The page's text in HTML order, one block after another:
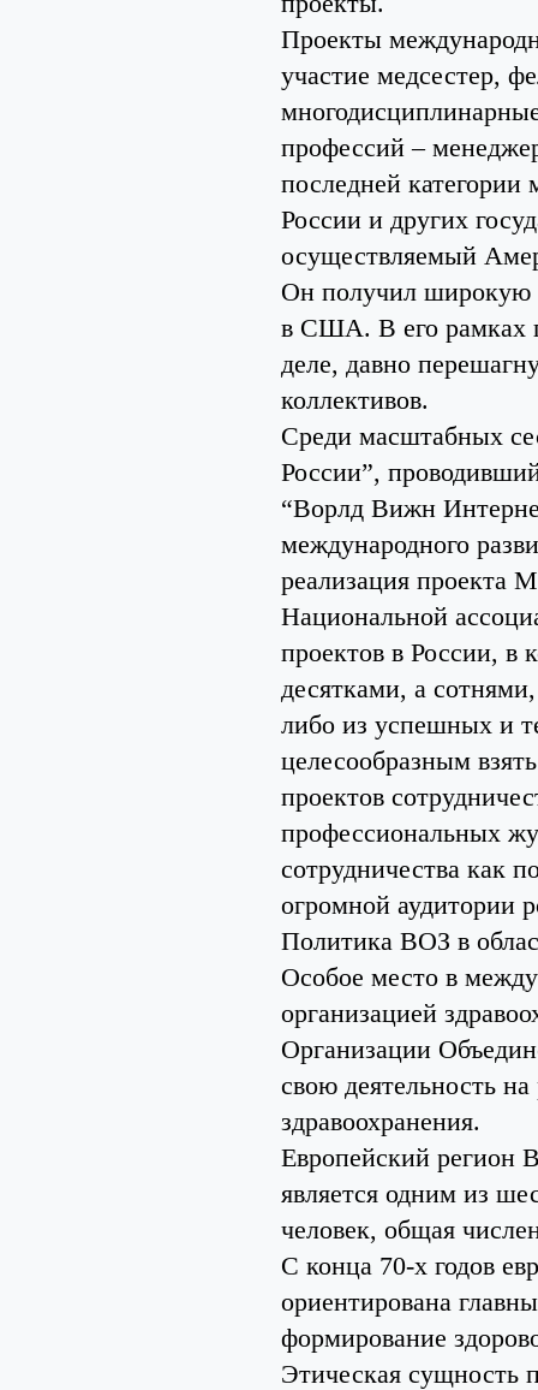
Проекты
участие медсестер,
профессий –
последней
России и других
осуществляемый
Он получил широкую
в США. В его рамках
деле, давно
коллективов.
Среди масштабных
России”,
“Ворлд Вижн
международного
реализация проекта
Национальной
проектов в России, в
десятками, а
либо из успешных и
целесообразным
проектов
профессиональных
сотрудничества как
огромной аудитории
Политика ВОЗ в
Особое место в
организацией
Организации
свою деятельность
здравоохранения.
Европейский регион
является одним из
человек, общая
С конца 70-х годов
ориентирована
формирование
Этическая сущность